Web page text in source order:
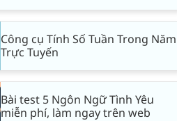
Công cụ Tính Số Tuần Trong Năm
Trực Tuyến
Bài test 5 Ngôn Ngữ Tình Yêu
miễn phí, làm ngay trên web